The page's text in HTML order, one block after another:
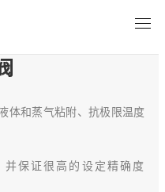
体和蒸气粘附、抗极限温度
并保证很高的设定精确度